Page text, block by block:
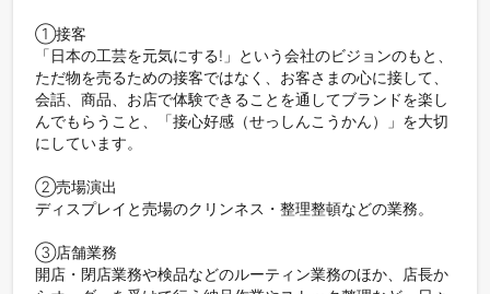
①接客
「日本の工芸を元気にする!」という会社のビジョンのもと、
ただ物を売るための接客ではなく、お客さまの心に接して、
会話、商品、お店で体験できることを通してブランドを楽し
んでもらうこと、「接心好感（せっしんこうかん）」を大切
にしています。
②売場演出
ディスプレイと売場のクリンネス・整理整頓などの業務。
③店舗業務
開店・閉店業務や検品などのルーティン業務のほか、店長か